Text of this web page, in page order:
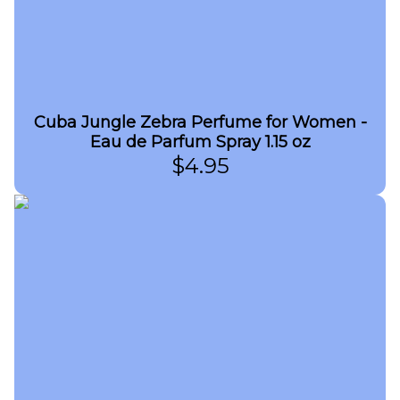
Cuba Jungle Zebra Perfume for Women -
Eau de Parfum Spray 1.15 oz
$4.95